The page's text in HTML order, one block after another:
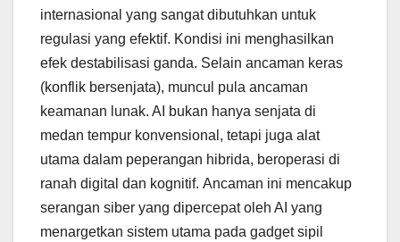
internasional yang sangat dibutuhkan untuk
regulasi yang efektif. Kondisi ini menghasilkan
efek destabilisasi ganda. Selain ancaman keras
(konflik bersenjata), muncul pula ancaman
keamanan lunak. AI bukan hanya senjata di
medan tempur konvensional, tetapi juga alat
utama dalam peperangan hibrida, beroperasi di
ranah digital dan kognitif. Ancaman ini mencakup
serangan siber yang dipercepat oleh AI yang
menargetkan sistem utama pada gadget sipil